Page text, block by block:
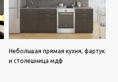
Небольшая прямая кухня, фартук
и столешница мдф